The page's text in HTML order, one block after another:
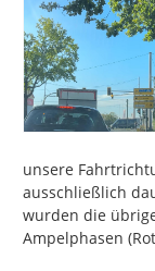
unsere
ausschließlich
wurden die
Ampelphasen